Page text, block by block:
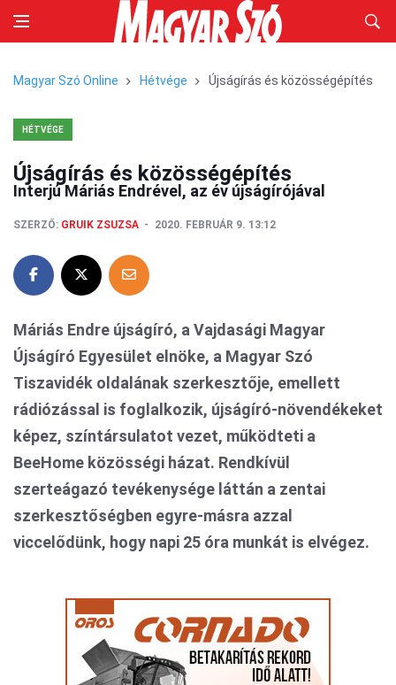
Magyar Szó Online Hétvége Újságírás és közösségépítés
HÉTVÉGE
Újságírás és közösségépítés
Interjú Máriás Endrével, az év újságírójával
SZERZŐ: GRUIK ZSUZSA 2020. FEBRUÁR 9. 13:12
Máriás Endre újságíró, a Vajdasági Magyar
Újságíró Egyesület elnöke, a Magyar Szó
Tiszavidék oldalának szerkesztője, emellett
rádiózással is foglalkozik, újságíró-növendékeket
képez, színtársulatot vezet, működteti a
BeeHome közösségi házat. Rendkívül
szerteágazó tevékenysége láttán a zentai
szerkesztőségben egyre-másra azzal
viccelődünk, hogy napi 25 óra munkát is elvégez.